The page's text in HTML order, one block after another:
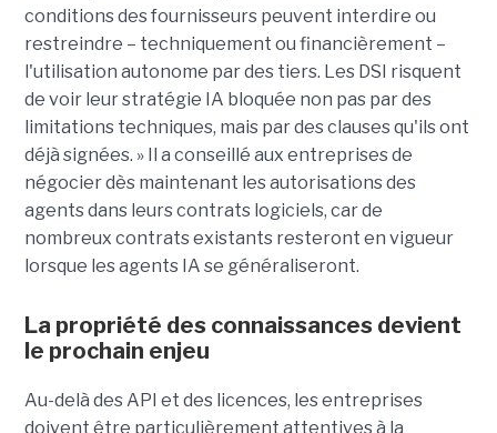
conditions des fournisseurs peuvent interdire ou
restreindre – techniquement ou financièrement – ​​
l'utilisation autonome par des tiers. Les DSI risquent
de voir leur stratégie IA bloquée non pas par des
limitations techniques, mais par des clauses qu'ils ont
déjà signées. » Il a conseillé aux entreprises de
négocier dès maintenant les autorisations des
agents dans leurs contrats logiciels, car de
nombreux contrats existants resteront en vigueur
lorsque les agents IA se généraliseront.
La propriété des connaissances devient
le prochain enjeu
Au-delà des API et des licences, les entreprises
doivent être particulièrement attentives à la